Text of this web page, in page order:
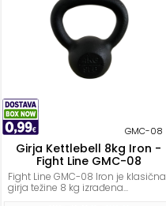
funkcionalni
trening
Pilates,
Joga
Elastične
trake
GMC-08
Girja Kettlebell 8kg Iron -
Fight Line GMC-08
Fight Line GMC-08 Iron je klasična
girja težine 8 kg izrađena...